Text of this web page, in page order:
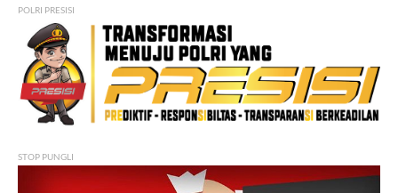
POLRI PRESISI
STOP PUNGLI